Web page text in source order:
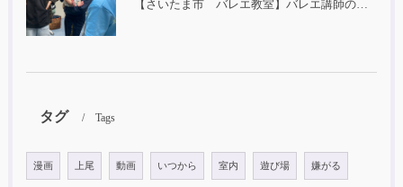
【さいたま市 バレエ教室】バレエ講師の子育て
タグ Tags
漫画 上尾 動画 いつから 室内 遊び場 嫌がる